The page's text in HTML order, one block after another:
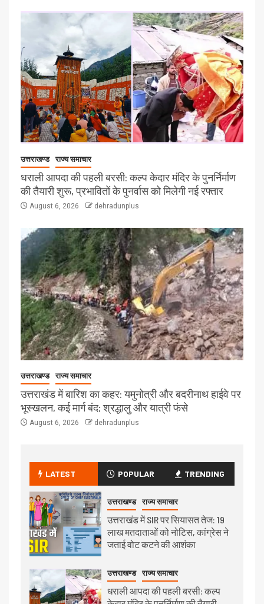
उत्तराखण्ड राज्य समाचार
धराली आपदा की पहली बरसी: कल्प केदार मंदिर के पुनर्निर्माण
की तैयारी शुरू, प्रभावितों के पुनर्वास को मिलेगी नई रफ्तार
August 6, 2026 dehradunplus
उत्तराखण्ड राज्य समाचार
उत्तराखंड में बारिश का कहर: यमुनोत्री और बदरीनाथ हाईवे पर
भूस्खलन, कई मार्ग बंद; श्रद्धालु और यात्री फंसे
August 6, 2026 dehradunplus
LATEST POPULAR TRENDING
उत्तराखण्ड राज्य समाचार
उत्तराखंड में SIR पर सियासत तेज: 19
लाख मतदाताओं को नोटिस, कांग्रेस ने
जताई वोट कटने की आशंका
उत्तराखण्ड राज्य समाचार
धराली आपदा की पहली बरसी: कल्प